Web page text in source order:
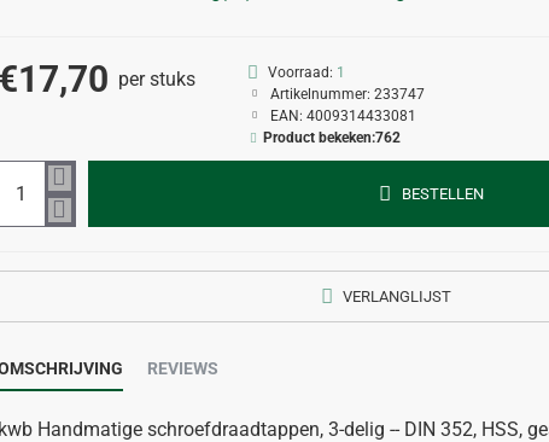
€17,70 per stuks Voorraad: 1
Artikelnummer: 233747
EAN: 4009314433081
Product bekeken:762
BESTELLEN
VERLANGLIJST
REVIEWS
kwb Handmatige schroefdraadtappen, 3-delig -- DIN 352, HSS,